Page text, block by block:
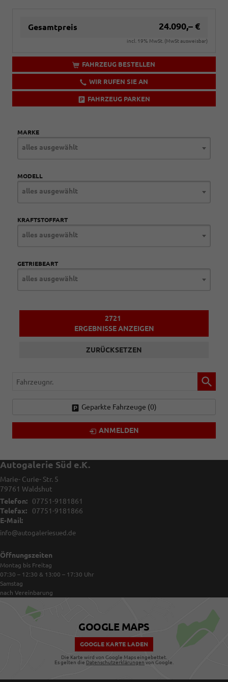
Gesamtpreis 24.090,– €
incl. 19% MwSt. (MwSt ausweisbar)
FAHRZEUG BESTELLEN
WIR RUFEN SIE AN
FAHRZEUG PARKEN
MARKE
alles ausgewählt
MODELL
alles ausgewählt
KRAFTSTOFFART
alles ausgewählt
GETRIEBEART
alles ausgewählt
2721
ERGEBNISSE ANZEIGEN
ZURÜCKSETZEN
Fahrzeugnr.
Geparkte Fahrzeuge (0)
ANMELDEN
Autogalerie Süd e.K.
Marie- Curie- Str. 5
79761 Waldshut
Telefon:
07751-9181861
Telefax:
07751-9181866
E-Mail:
info@autogaleriesued.de
Öffnungszeiten
Montag bis Freitag
07:30 – 12:30 & 13:00 – 17:30 Uhr
Samstag
nach Vereinbarung
GOOGLE MAPS
GOOGLE KARTE LADEN
Die Karte wird von Google Maps eingebettet.
Es gelten die Datenschutzerklärungen von Google.